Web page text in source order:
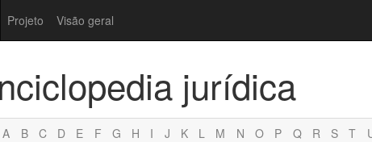
Projeto Visão geral
jurídica
A B C D E F G H I J K L M N O P Q R S T